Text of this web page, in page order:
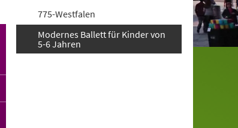
775-Westfalen
Modernes Ballett für Kinder von
5-6 Jahren